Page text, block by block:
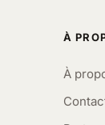
À
À